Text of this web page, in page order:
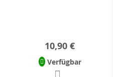
10,90 €
Verfügbar